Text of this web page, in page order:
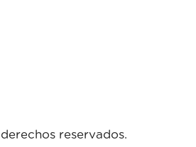
reservados.